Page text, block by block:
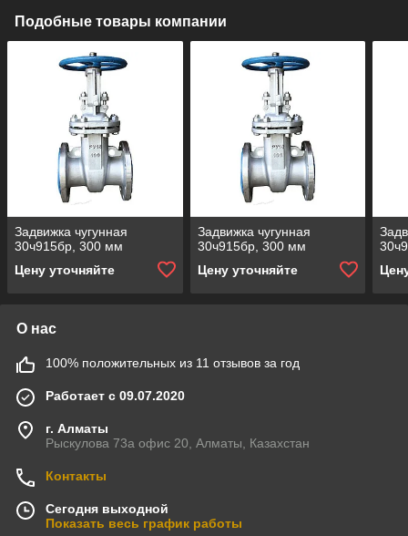
Подобные товары компании
Задвижка чугунная
30ч915бр, 300 мм
Цену уточняйте
Задвижка чугунная
30ч915бр, 300 мм
Цену уточняйте
О нас
100% положительных из 11 отзывов за год
Работает с 09.07.2020
г. Алматы
Рыскулова 73а офис 20, Алматы, Казахстан
Контакты
Сегодня выходной
Показать весь график работы